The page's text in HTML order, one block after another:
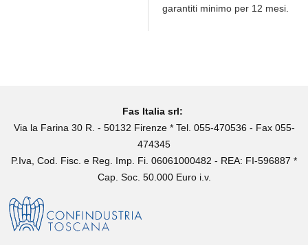
garantiti minimo per 12 mesi.
Fas Italia srl:
Via la Farina 30 R. - 50132 Firenze * Tel. 055-470536 - Fax 055-
474345
P.Iva, Cod. Fisc. e Reg. Imp. Fi. 06061000482 - REA: FI-596887 *
Cap. Soc. 50.000 Euro i.v.